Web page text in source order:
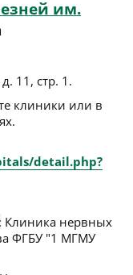
им.
11, стр. 1.
клиники или в
detail.php?
Клиника нервных
ФГБУ "1 МГМУ